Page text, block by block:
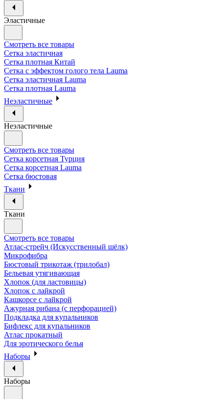
Эластичные
Смотреть все товары
Сетка эластичная
Сетка плотная Китай
Сетка с эффектом голого тела Lauma
Сетка эластичная Lauma
Сетка плотная Lauma
Неэластичные
Неэластичные
Смотреть все товары
Сетка корсетная Турция
Сетка корсетная Lauma
Сетка бюстовая
Ткани
Ткани
Смотреть все товары
Атлас-стрейч (Искусственный шёлк)
Микрофибра
Бюстовый трикотаж (трилобал)
Бельевая утягивающая
Хлопок (для ластовицы)
Хлопок с лайкрой
Кашкорсе с лайкрой
Ажурная рибана (с перфорацией)
Подкладка для купальников
Бифлекс для купальников
Атлас прокатный
Для эротического белья
Наборы
Наборы